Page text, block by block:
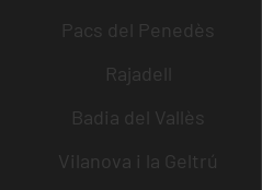
Pacs del Penedès
Rajadell
Badia del Vallès
Vilanova i la Geltrú